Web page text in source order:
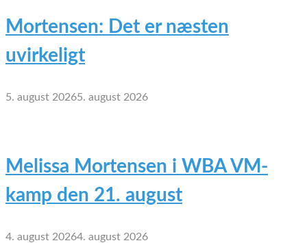
Mortensen: Det er næsten
uvirkeligt
5. august 20265. august 2026
Melissa Mortensen i WBA VM-
kamp den 21. august
4. august 20264. august 2026